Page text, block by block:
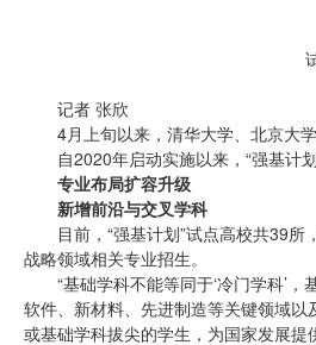
记者 张欣
4月上旬以来，清华大学、北京大
自2020年启动实施以来，“强基计
专业布局扩容升级
新增前沿与交叉学科
目前，“强基计划”试点高校共39
战略领域相关专业招生。
“基础学科不能等同于‘冷门学科’
软件、新材料、先进制造等关键领域
或基础学科拔尖的学生，为国家发展